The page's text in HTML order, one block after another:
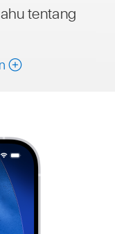
tentang